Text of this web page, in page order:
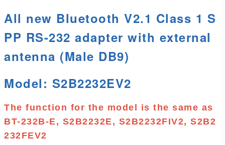
All new Bluetooth V2.1 Class 1 S
PP RS-232 adapter with external
antenna (Male DB9)
Model: S2B2232EV2
The function for the model is the same as
BT-232B-E, S2B2232E, S2B2232FIV2, S2B2
232FEV2